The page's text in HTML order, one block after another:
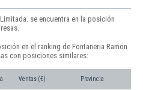
se encuentra en la posición
en el ranking de Fontaneria Ramon
con posiciones similares:
Ventas (€) Provincia